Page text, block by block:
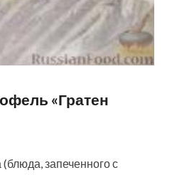
«Гратен
запеченного с